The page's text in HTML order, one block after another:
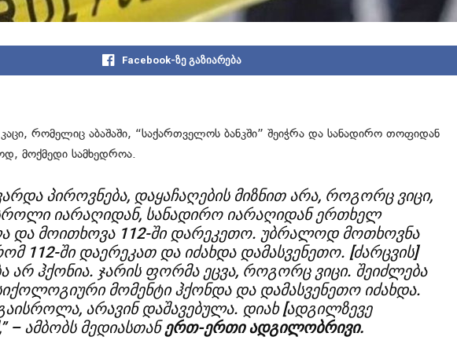
Facebook-ზე გაზიარება
რომელიც აბაშაში, “საქართველოს ბანკში” შეიჭრა და სანადირო თოფიდან
მოქმედი სამხედროა.
პიროვნება, დაყაჩაღების მიზნით არა, როგორც ვიცი,
იარაღიდან, სანადირო იარაღიდან ერთხელ
და მოითხოვა 112-ში დარეკეთო. უბრალოდ მოთხოვნა
112-ში დაერეკათ და იძახდა დამასვენეთო. [ძარცვის]
არ ჰქონია. ჯარის ფორმა ეცვა, როგორც ვიცი. შეიძლება
მომენტი ჰქონდა და დამასვენეთო იძახდა.
არავინ დაშავებულა. დიახ [ადგილზევე
– ამბობს მედიასთანერთ-ერთი ადგილობრივი.